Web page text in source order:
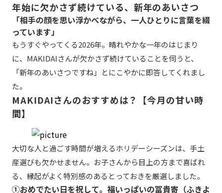
年始に欠かさず続けている、新年のあいさつ
「相手の顔を思い浮かべながら、一人ひとりに言葉を綴
っています」
もうすぐやってくる2026年。晴れやかな一年のはじまり
に、MAKIDAIさんが欠かさず続けていることを伺うと、
「新年のあいさつですね」とにこやかに即答してくれまし
た。
MAKIDAIさんのおすすめは？【今月の甘い時
間】
大切な人と過ごす時間が増えるホリデーシーズンは、手土
産選びも欠かせません。お子さんから目上の方まで喜ばれ
る、縁起がよく特別感のあるとっておきを厳選しました。
①おめでたい日を祝して。福いっぱいの冨貴寄（ふきよ